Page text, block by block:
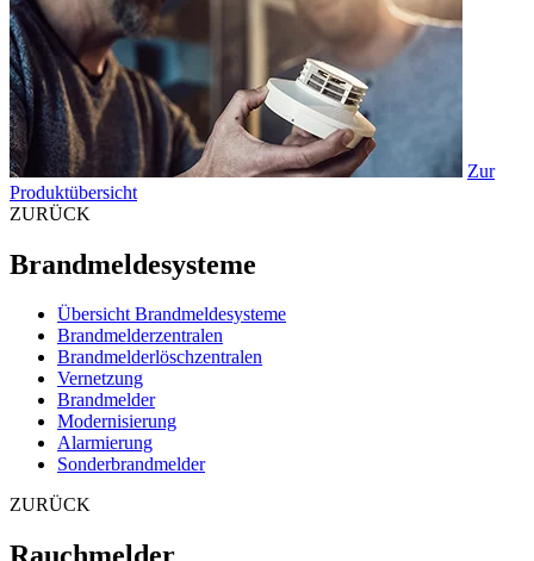
Zur
Produktübersicht
ZURÜCK
Brandmeldesysteme
Übersicht Brandmeldesysteme
Brandmelderzentralen
Brandmelderlöschzentralen
Vernetzung
Brandmelder
Modernisierung
Alarmierung
Sonderbrandmelder
ZURÜCK